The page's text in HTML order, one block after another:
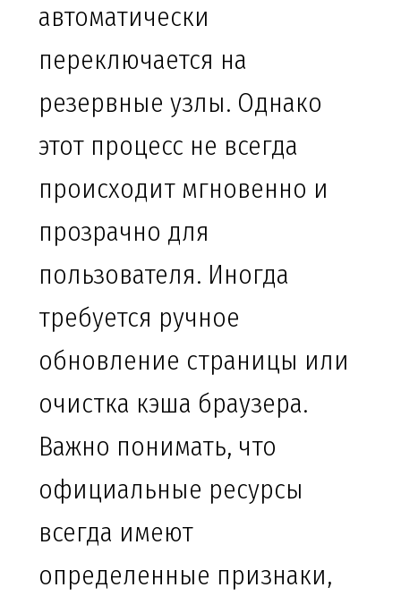
автоматически
переключается на
резервные узлы. Однако
этот процесс не всегда
происходит мгновенно и
прозрачно для
пользователя. Иногда
требуется ручное
обновление страницы или
очистка кэша браузера.
Важно понимать, что
официальные ресурсы
всегда имеют
определенные признаки,